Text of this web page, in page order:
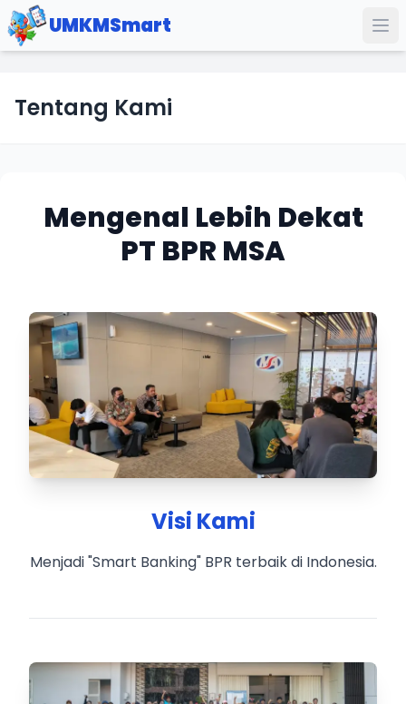
UMKMSmart
Tentang Kami
Mengenal Lebih Dekat
PT BPR MSA
Visi Kami
Menjadi "Smart Banking" BPR terbaik di Indonesia.